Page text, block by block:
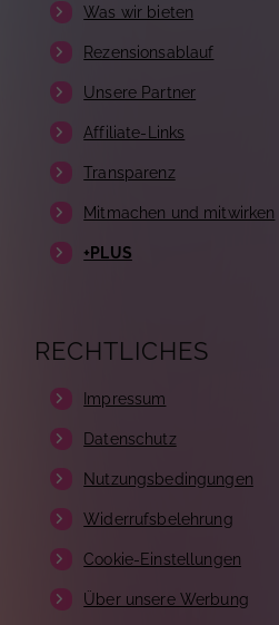
Was wir bieten
Rezensionsablauf
Unsere Partner
Affiliate-Links
Transparenz
Mitmachen und mitwirken
+PLUS
RECHTLICHES
Impressum
Datenschutz
Nutzungsbedingungen
Widerrufsbelehrung
Cookie-Einstellungen
Über unsere Werbung